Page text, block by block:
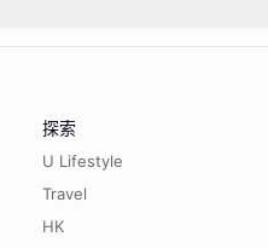
探索
U Lifestyle
Travel
HK